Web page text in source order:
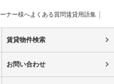
ナー様へよくある質問賃貸用語集
賃貸物件検索
お問い合わせ